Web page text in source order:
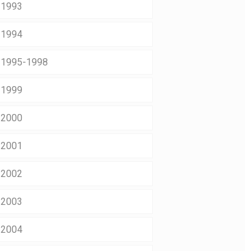
1993
1994
1995-1998
1999
2000
2001
2002
2003
2004